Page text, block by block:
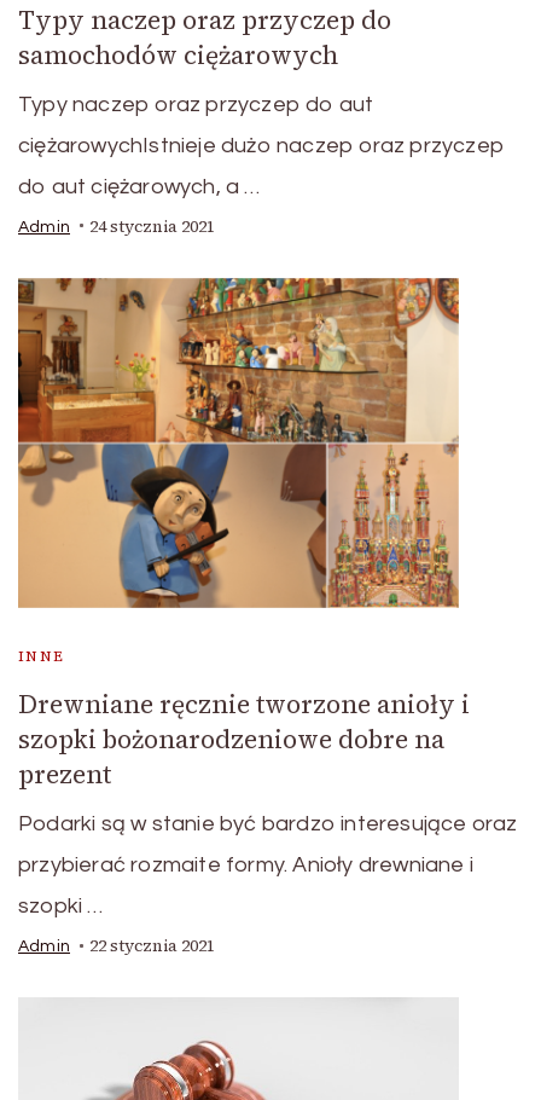
Typy naczep oraz przyczep do
samochodów ciężarowych
Typy naczep oraz przyczep do aut
ciężarowychIstnieje dużo naczep oraz przyczep
do aut ciężarowych, a …
Admin 24 stycznia 2021
INNE
Drewniane ręcznie tworzone anioły i
szopki bożonarodzeniowe dobre na
prezent
Podarki są w stanie być bardzo interesujące oraz
przybierać rozmaite formy. Anioły drewniane i
szopki …
Admin 22 stycznia 2021